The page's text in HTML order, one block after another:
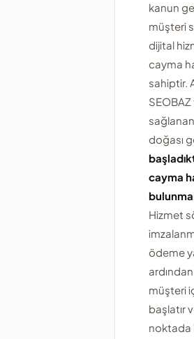
kanun
müşteri
dijital
cayma
sahiptir.
doğası
cayma
Hizmet
ödeme
müşteri
başlatır
noktada